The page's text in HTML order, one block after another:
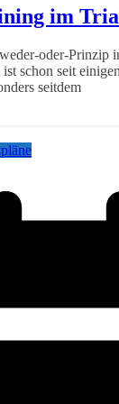
im
oder-Prinzip
schon seit
seitdem